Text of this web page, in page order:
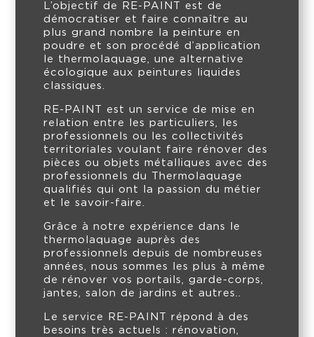
L’objectif de RE-PAINT est de
démocratiser et faire connaître au
plus grand nombre la peinture en
poudre et son procédé d’application
le thermolaquage, une alternative
écologique aux peintures liquides
classiques.
RE-PAINT est un service de mise en
relation entre les particuliers, les
professionnels ou les collectivités
territoriales voulant faire rénover des
pièces ou objets métalliques avec des
professionnels du Thermolaquage
qualifiés qui ont la passion du métier
et le savoir-faire.
Grâce à notre expérience dans le
thermolaquage auprès des
professionnels depuis de nombreuses
années, nous sommes les plus à même
de rénover vos portails, garde-corps,
jantes, salon de jardins et autres..
Le service RE-PAINT répond à des
besoins très actuels : rénovation,